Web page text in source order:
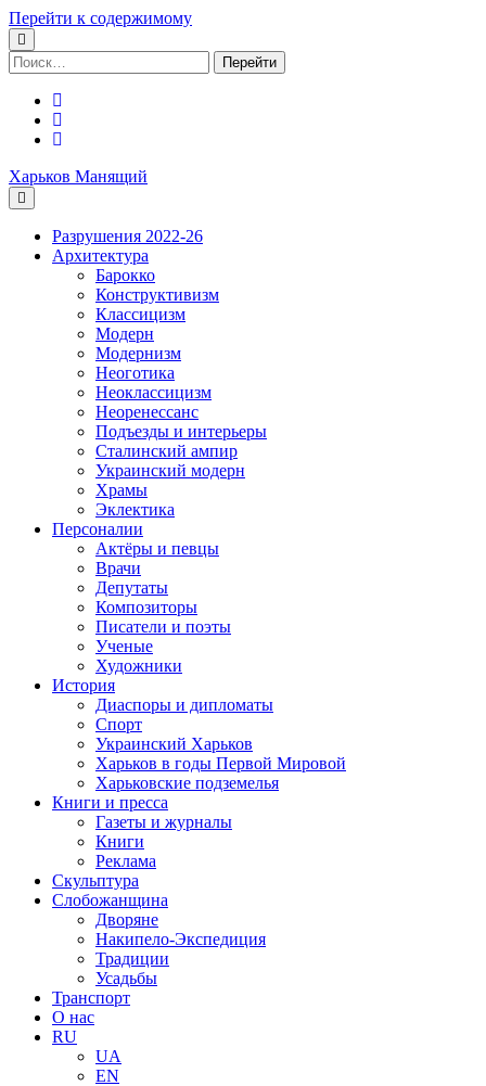
Перейти к содержимому
Поиск:
Харьков Манящий
Разрушения 2022-26
Архитектура
Барокко
Конструктивизм
Классицизм
Модерн
Модернизм
Неоготика
Неоклассицизм
Неоренессанс
Подъезды и интерьеры
Сталинский ампир
Украинский модерн
Храмы
Эклектика
Персоналии
Актёры и певцы
Врачи
Депутаты
Композиторы
Писатели и поэты
Ученые
Художники
История
Диаспоры и дипломаты
Спорт
Украинский Харьков
Харьков в годы Первой Мировой
Харьковские подземелья
Книги и пресса
Газеты и журналы
Книги
Реклама
Скульптура
Слобожанщина
Дворяне
Накипело-Экспедиция
Традиции
Усадьбы
Транспорт
О нас
RU
UA
EN